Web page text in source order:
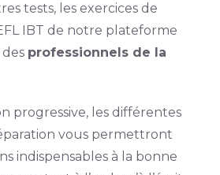
tests, les exercices de
IBT de notre plateforme
professionnels de la
progressive, les différentes
vous permettront
indispensables à la bonne